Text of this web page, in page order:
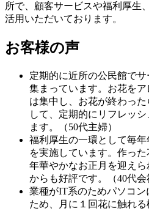
所で、顧客サービスや福利厚生
活用いただいております。
お客様の声
定期的に近所の公民館で
集まっています。お花を
は集中し、お花が終わっ
して、定期的にリフレッ
ます。（50代主婦）
福利厚生の一環として毎
を実施しています。作っ
年華やかなお正月を迎え
からも好評です。（40代会
業種がIT系のためパソコ
ため、月に１回花に触れ